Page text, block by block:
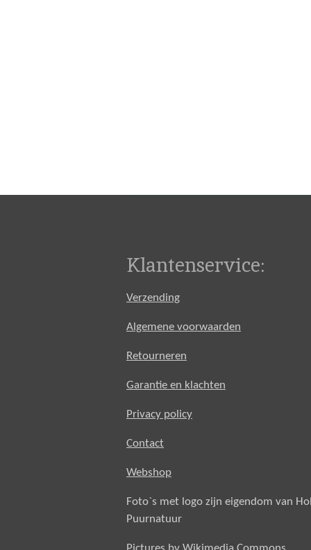
Klantenservice:
Verzending
Algemene voorwaarden
Retourneren
Garantie en klachten
Privacy policy
Contact
Webshop
Foto`s met logo zijn eigendom van
Puurnatuur